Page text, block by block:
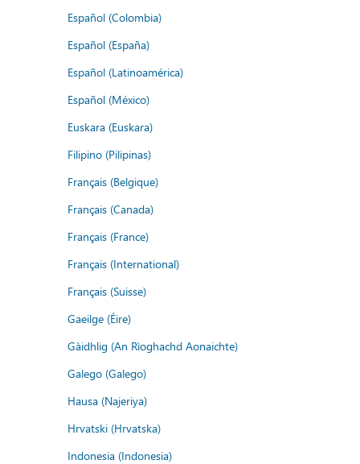
Español (Colombia)
Español (España)
Español (Latinoamérica)
Español (México)
Euskara (Euskara)
Filipino (Pilipinas)
Français (Belgique)
Français (Canada)
Français (France)
Français (International)
Français (Suisse)
Gaeilge (Éire)
Gàidhlig (An Rìoghachd Aonaichte)
Galego (Galego)
Hausa (Najeriya)
Hrvatski (Hrvatska)
Indonesia (Indonesia)